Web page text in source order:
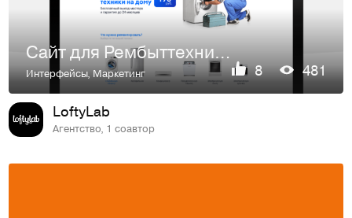
Сайт для Рембыттехники
Интерфейсы,Маркетинг 8 481
LoftyLab
Агентство, 1 соавтор